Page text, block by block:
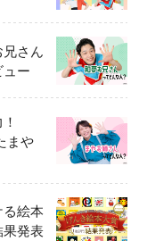
兄さん
ー
まや
る絵本
発表